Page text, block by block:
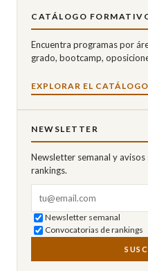
CATÁLOGO
Encuentra programas por
grado, bootcamp,
EXPLORAR EL
NEWSLETTER
Newsletter semanal y
rankings.
Newsletter semanal
Convocatorias de rankings